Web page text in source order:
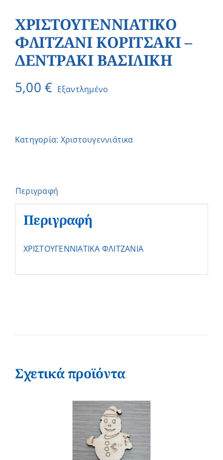
ΧΡΙΣΤΟΥΓΕΝΝΙΑΤΙΚΟ
ΦΛΙΤΖΑΝΙ ΚΟΡΙΤΣΑΚΙ –
ΔΕΝΤΡΑΚΙ ΒΑΣΙΛΙΚΗ
5,00€ Εξαντλημένο
Κατηγορία: Χριστουγεννιάτικα
Περιγραφή
Περιγραφή
ΧΡΙΣΤΟΥΓΕΝΝΙΑΤΙΚΑ ΦΛΙΤΖΑΝΙΑ
Σχετικά προϊόντα